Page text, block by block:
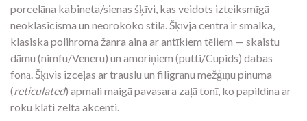
porcelāna kabineta/sienas šķīvi, kas veidots izteiksmīgā
neoklasicisma un neorokoko stilā. Šķīvja centrā ir smalka,
klasiska polihroma žanra aina ar antīkiem tēliem — skaistu
dāmu (nimfu/Veneru) un amoriņiem (putti/Cupids) dabas
fonā. Šķīvis izceļas ar trauslu un filigrānu mežģīņu pinuma
(reticulated) apmali maigā pavasara zaļā tonī, ko papildina ar
roku klāti zelta akcenti.